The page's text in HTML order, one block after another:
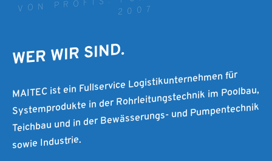
2007
WER WIR SIND.
MAITEC ist ein Fullservice Logistikunternehmen für
Systemprodukte in der Rohrleitungstechnik im Poolbau,
Teichbau und in der Bewässerungs- und Pumpentechnik
sowie Industrie.